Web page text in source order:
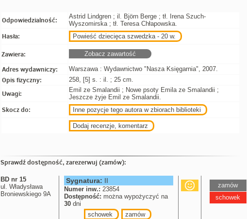
Odpowiedzialność:
Astrid Lindgren ; il. Björn Berge ; tł. Irena Szuch-
Wyszomirska ; tł. Teresa Chłapowska.
Hasła: Powieść dziecięca szwedzka - 20 w.
Zawiera: Zobacz zawartość
Adres wydawniczy: Warszawa : Wydawnictwo "Nasza Księgarnia", 2007.
Opis fizyczny: 258, [5] s. : il. ; 25 cm.
Uwagi:
Emil ze Smalandii ; Nowe psoty Emila ze Smalandii ;
Jeszcze żyje Emil ze Smalandii.
Skocz do: Inne pozycje tego autora w zbiorach biblioteki
Dodaj recenzje, komentarz
Sprawdź dostępność, zarezerwuj (zamów):
BD nr 15
ul. Władysława
Broniewskiego 9A
Sygnatura: II
Numer inw.: 23854
Dostępność: można wypożyczyć na
30 dni
schowek
zamów
zamów
schowek